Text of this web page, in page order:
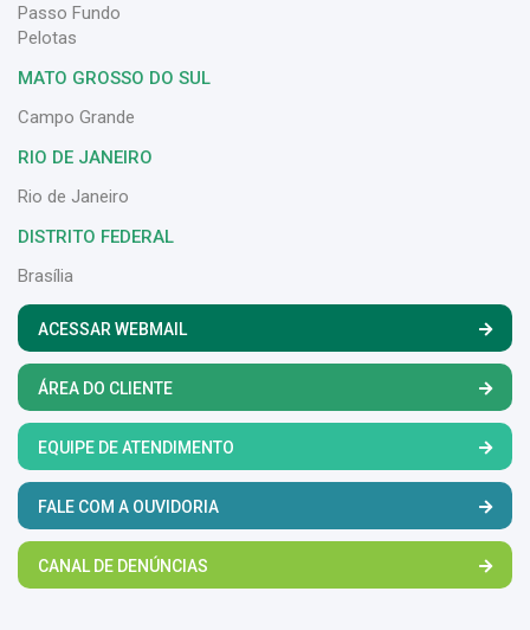
Passo Fundo
Pelotas
MATO GROSSO DO SUL
Campo Grande
RIO DE JANEIRO
Rio de Janeiro
DISTRITO FEDERAL
Brasília
ACESSAR WEBMAIL
ÁREA DO CLIENTE
EQUIPE DE ATENDIMENTO
FALE COM A OUVIDORIA
CANAL DE DENÚNCIAS